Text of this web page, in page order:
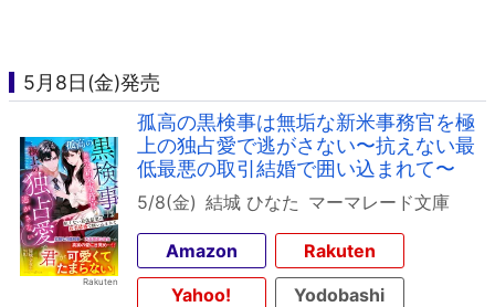
5月8日(金)発売
孤高の黒検事は無垢な新米事務官を極
上の独占愛で逃がさない〜抗えない最
低最悪の取引結婚で囲い込まれて〜
5/8(金) 結城 ひなた マーマレード文庫
Amazon
Rakuten
Yahoo!
Yodobashi